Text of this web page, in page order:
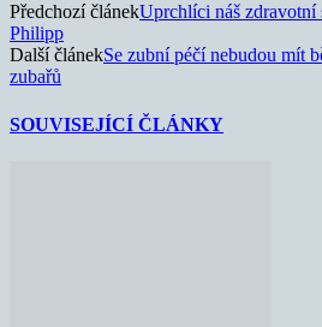
Předchozí článekUprchlíci náš zdravotní
Philipp
Další článekSe zubní péčí nebudou mít
zubařů
SOUVISEJÍCÍ ČLÁNKY